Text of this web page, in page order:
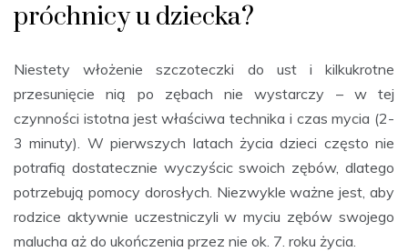
próchnicy u dziecka?
Niestety włożenie szczoteczki do ust i kilkukrotne
przesunięcie nią po zębach nie wystarczy – w tej
czynności istotna jest właściwa technika i czas mycia (2-
3 minuty). W pierwszych latach życia dzieci często nie
potrafią dostatecznie wyczyścic swoich zębów, dlatego
potrzebują pomocy dorosłych. Niezwykle ważne jest, aby
rodzice aktywnie uczestniczyli w myciu zębów swojego
malucha aż do ukończenia przez nie ok. 7. roku życia.